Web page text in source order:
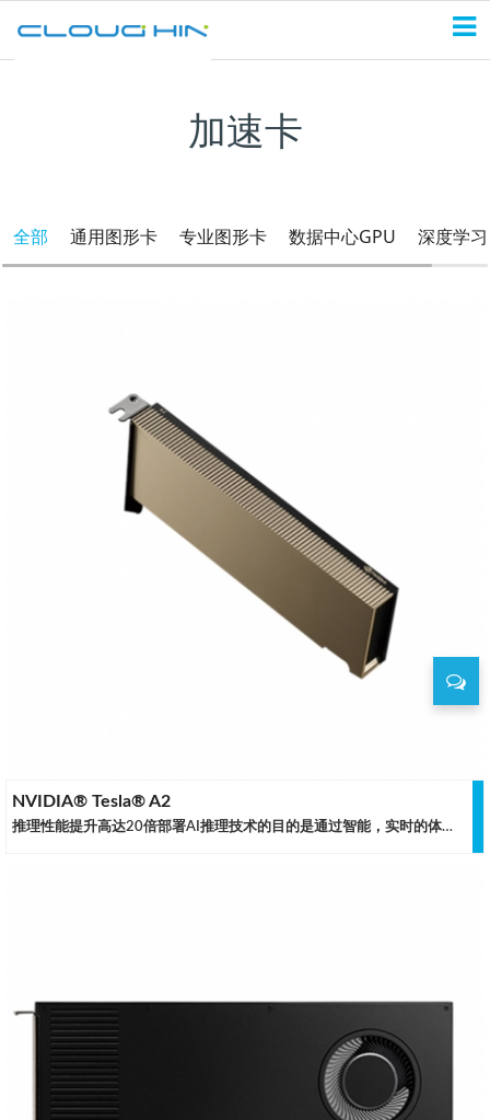
加速卡
全部 通用图形卡 专业图形卡 数据中心GPU 深度学
NVIDIA® Tesla® A2
推理性能提升高达20倍部署AI推理技术的目的是通过智能，实时的体验位消费者打造更便利的生活。与CPU服务器相比，搭载NVIDIA A2 Tensor Core 的边缘和入门级服务器可提供高达 20 倍的推理性能，可立即将服务器升级到能处理现代AI的水平。在智能边缘实现更高的 IVA 性能在智慧城市、制造和零售等智能边缘用例中，搭载 NVIDIA A2 GPU 的服务器最高可将性能提升 1.3 倍。